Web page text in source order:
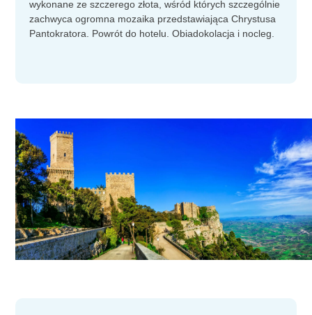
wykonane ze szczerego złota, wśród których szczególnie
zachwyca ogromna mozaika przedstawiająca Chrystusa
Pantokratora. Powrót do hotelu. Obiadokolacja i nocleg.